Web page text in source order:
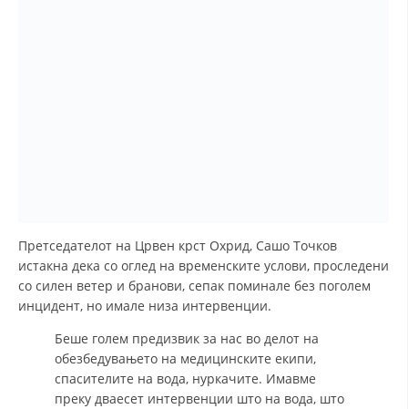
ЗДРАВСТВЕНО ПРЕВЕНТИВНА ДЕЈНОСТ
ПРВА ПОМОШ
МЕНАЏМЕНТ НА ВОЛОНТЕРИ
Претседателот на Црвен крст Охрид, Сашо Точков
истакна дека со оглед на временските услови, проследени
со силен ветер и бранови, сепак поминале без поголем
инцидент, но имале низа интервенции.
Беше голем предизвик за нас во делот на
обезбедувањето на медицинските екипи,
спасителите на вода, нуркачите. Имавме
преку дваесет интервенции што на вода, што